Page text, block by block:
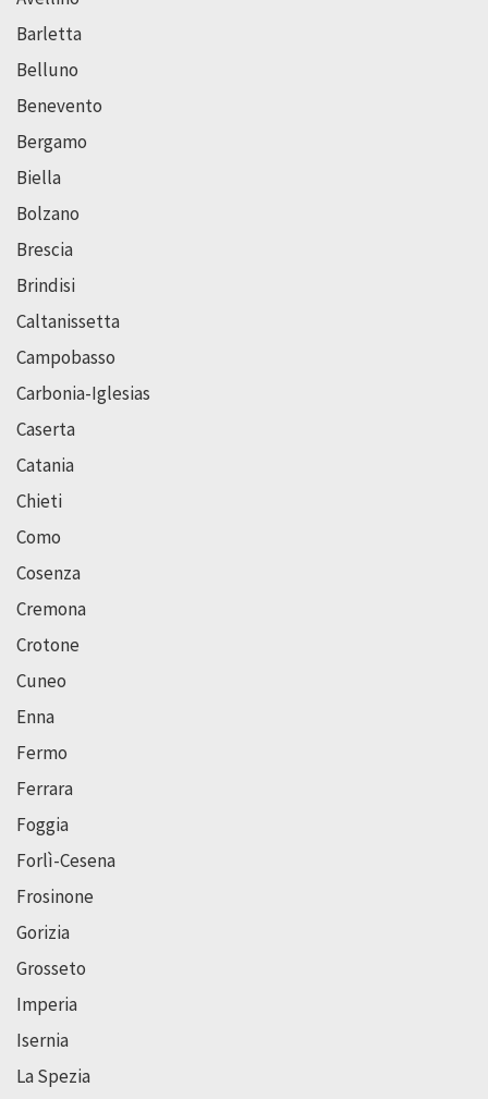
Barletta
Belluno
Benevento
Bergamo
Biella
Bolzano
Brescia
Brindisi
Caltanissetta
Campobasso
Carbonia-Iglesias
Caserta
Catania
Chieti
Como
Cosenza
Cremona
Crotone
Cuneo
Enna
Fermo
Ferrara
Foggia
Forlì-Cesena
Frosinone
Gorizia
Grosseto
Imperia
Isernia
La Spezia